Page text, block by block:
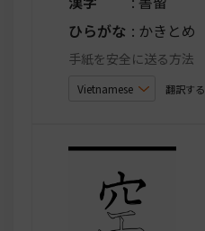
ひらがな : かきとめ
手紙を安全に送る方法
翻訳する